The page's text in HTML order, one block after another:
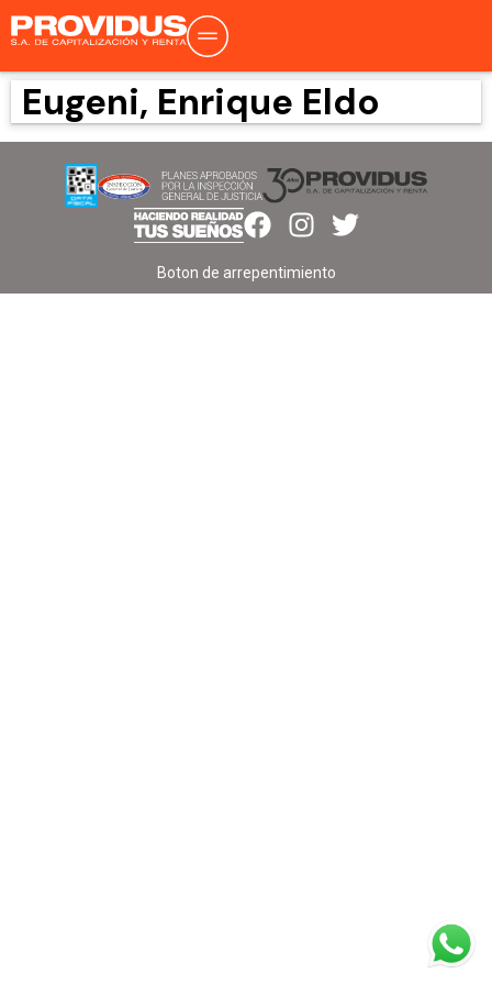
Eugeni, Enrique Eldo
Boton de arrepentimiento